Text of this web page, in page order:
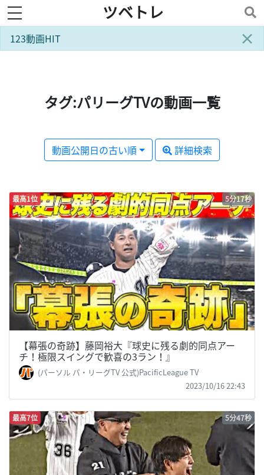
toggle navigation ツベトレ
×
123動画HIT
タグ:パリーグTVの動画一覧
動画公開日の古い順 詳細検索
最高1位 5分17秒
【幕張の奇跡】藤岡裕大『球史に残る劇的同点アー
チ！極限スイングで歓喜の3ラン！』
(パーソル パ・リーグTV 公式)PacificLeague TV
2023/10/16 22:43
最高7位 5分47秒